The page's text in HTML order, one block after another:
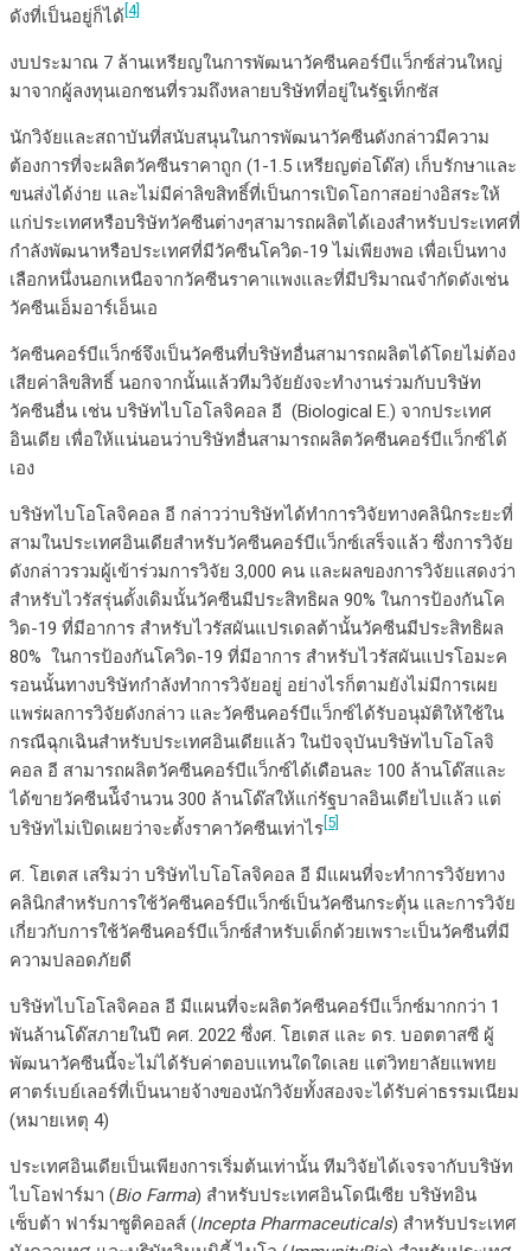
ดังที่เป็นอยู่ก็ได้ [4]
งบประมาณ 7 ล้านเหรียญในการพัฒนาวัคซีนคอร์บีแว็กซ์ส่วนใหญ่
มาจากผู้ลงทุนเอกชนที่รวมถึงหลายบริษัทที่อยู่ในรัฐเท็กซัส
นักวิจัยและสถาบันที่สนับสนุนในการพัฒนาวัคซีนดังกล่าวมีความ
ต้องการที่จะผลิตวัคซีนราคาถูก (1-1.5 เหรียญต่อโด๊ส) เก็บรักษาและ
ขนส่งได้ง่าย และไม่มีค่าลิขสิทธิ์ที่เป็นการเปิดโอกาสอย่างอิสระให้
แก่ประเทศหรือบริษัทวัคซีนต่างๆสามารถผลิตได้เองสำหรับประเทศที่
กำลังพัฒนาหรือประเทศที่มีวัคซีนโควิด-19 ไม่เพียงพอ เพื่อเป็นทาง
เลือกหนึ่งนอกเหนือจากวัคซีนราคาแพงและที่มีปริมาณจำกัดดังเช่น
วัคซีนเอ็มอาร์เอ็นเอ
วัคซีนคอร์บีแว็กซ์จึงเป็นวัคซีนที่บริษัทอื่นสามารถผลิตได้โดยไม่ต้อง
เสียค่าลิขสิทธิ์ นอกจากนั้นแล้วทีมวิจัยยังจะทำงานร่วมกับบริษัท
วัคซีนอื่น เช่น บริษัทไบโอโลจิคอล อี (Biological E.) จากประเทศ
อินเดีย เพื่อให้แน่นอนว่าบริษัทอื่นสามารถผลิตวัคซีนคอร์บีแว็กซ์ได้
เอง
บริษัทไบโอโลจิคอล อี กล่าวว่าบริษัทได้ทำการวิจัยทางคลินิกระยะที่
สามในประเทศอินเดียสำหรับวัคซีนคอร์บีแว็กซ์เสร็จแล้ว ซึ่งการวิจัย
ดังกล่าวรวมผู้เข้าร่วมการวิจัย 3,000 คน และผลของการวิจัยแสดงว่า
สำหรับไวรัสรุ่นดั้งเดิมนั้นวัคซีนมีประสิทธิผล 90% ในการป้องกันโค
วิด-19 ที่มีอาการ สำหรับไวรัสผันแปรเดลต้านั้นวัคซีนมีประสิทธิผล
80% ในการป้องกันโควิด-19 ที่มีอาการ สำหรับไวรัสผันแปรโอมะค
รอนนั้นทางบริษัทกำลังทำการวิจัยอยู่ อย่างไรก็ตามยังไม่มีการเผย
แพร่ผลการวิจัยดังกล่าว และวัคซีนคอร์บีแว็กซ์ได้รับอนุมัติให้ใช้ใน
กรณีฉุกเฉินสำหรับประเทศอินเดียแล้ว ในปัจจุบันบริษัทไบโอโลจิ
คอล อี สามารถผลิตวัคซีนคอร์บีแว็กซ์ได้เดือนละ 100 ล้านโด๊สและ
ได้ขายวัคซีนน้ีจำนวน 300 ล้านโด๊สให้แก่รัฐบาลอินเดียไปแล้ว แต่
บริษัทไม่เปิดเผยว่าจะตั้งราคาวัคซีนเท่าไร [5]
ศ. โฮเตส เสริมว่า บริษัทไบโอโลจิคอล อี มีแผนที่จะทำการวิจัยทาง
คลินิกสำหรับการใช้วัคซีนคอร์บีแว็กซ์เป็นวัคซีนกระตุ้น และการวิจัย
เกี่ยวกับการใช้วัคซีนคอร์บีแว็กซ์สำหรับเด็กด้วยเพราะเป็นวัคซีนที่มี
ความปลอดภัยดี
บริษัทไบโอโลจิคอล อี มีแผนที่จะผลิตวัคซีนคอร์บีแว็กซ์มากกว่า 1
พันล้านโด๊สภายในปี คศ. 2022 ซึ่งศ. โฮเตส และ ดร. บอตตาสซี ผู้
พัฒนาวัคซีนนี้จะไม่ได้รับค่าตอบแทนใดใดเลย แต่วิทยาลัยแพทย
ศาตร์เบย์เลอร์ที่เป็นนายจ้างของนักวิจัยทั้งสองจะได้รับค่าธรรมเนียม
(หมายเหตุ 4)
ประเทศอินเดียเป็นเพียงการเริ่มต้นเท่านั้น ทีมวิจัยได้เจรจากับบริษัท
ไบโอฟาร์มา (Bio Farma) สำหรับประเทศอินโดนีเซีย บริษัทอิน
เซ็บต้า ฟาร์มาซูติคอลส์ (Incepta Pharmaceuticals) สำหรับประเทศ